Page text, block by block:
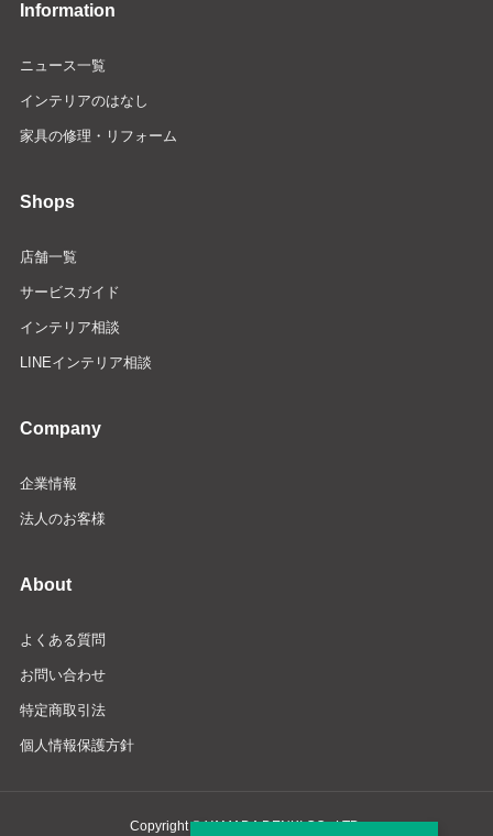
Information
ニュース一覧
インテリアのはなし
家具の修理・リフォーム
Shops
店舗一覧
サービスガイド
インテリア相談
LINEインテリア相談
Company
企業情報
法人のお客様
About
よくある質問
お問い合わせ
特定商取引法
個人情報保護方針
Copyright © YAMADA DENKI CO., LTD.